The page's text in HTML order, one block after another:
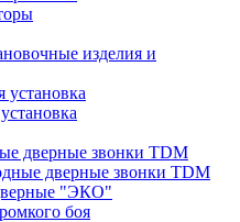
изделия и
установка
дверные звонки TDM
дверные звонки TDM
"ЭКО"
боя